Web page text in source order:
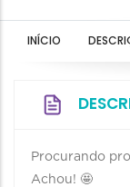
INÍCIO
Procurando
Achou! 🤩